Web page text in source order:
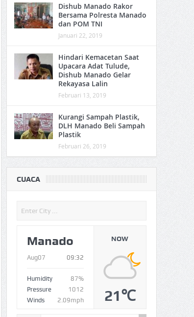
Dishub Manado Rakor
Bersama Polresta Manado
dan POM TNI
Januari 22, 2019
Hindari Kemacetan Saat
Upacara Adat Tulude,
Dishub Manado Gelar
Rekayasa Lalin
Februari 13, 2019
Kurangi Sampah Plastik,
DLH Manado Beli Sampah
Plastik
Februari 26, 2019
CUACA
Manado
Aug07 09:32
Humidity
87%
Pressure
1012
Winds
2.09mph
NOW
21℃